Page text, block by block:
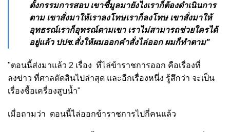
ตั้งกรรมการสอบ เขาชี้มูลมายังไงเราก็ต้องดำเนินการ
ตาม เขาสั่งมาให้เราลงโทษเราก็ลงโทษ เขาสั่งมาให้
อุทธรณ์เราก็อุทรณ์ตามเขา เราไม่สามารถช่วยใครได้
อยู่แล้ว ปปช.สั่งให้ผมออกคำสั่งไล่ออก ผมก็ทำตาม"
"ตอนนี้ส่งมาแล้ว 2 เรื่อง ที่ไล่ข้าราชการออก คือเรื่องที่
ลงข่าว ที่ศาลตัดสินไปล่าสุด และอีกเรื่องหนึ่ง รู้สึกว่า จะเป็น
เรื่องชื้อเครื่องสูบน้ำ"
เมื่อถามว่า ตอนนี้ไล่ออกข้าราชการไปกี่คนแล้ว